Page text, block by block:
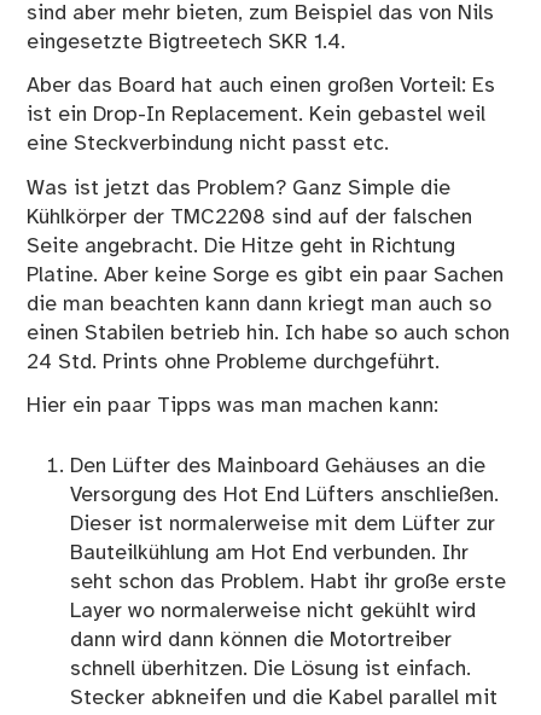
sind aber mehr bieten, zum Beispiel das von Nils
eingesetzte Bigtreetech SKR 1.4.
Aber das Board hat auch einen großen Vorteil: Es
ist ein Drop-In Replacement. Kein gebastel weil
eine Steckverbindung nicht passt etc.
Was ist jetzt das Problem? Ganz Simple die
Kühlkörper der TMC2208 sind auf der falschen
Seite angebracht. Die Hitze geht in Richtung
Platine. Aber keine Sorge es gibt ein paar Sachen
die man beachten kann dann kriegt man auch so
einen Stabilen betrieb hin. Ich habe so auch schon
24 Std. Prints ohne Probleme durchgeführt.
Hier ein paar Tipps was man machen kann:
Den Lüfter des Mainboard Gehäuses an die
Versorgung des Hot End Lüfters anschließen.
Dieser ist normalerweise mit dem Lüfter zur
Bauteilkühlung am Hot End verbunden. Ihr
seht schon das Problem. Habt ihr große erste
Layer wo normalerweise nicht gekühlt wird
dann wird dann können die Motortreiber
schnell überhitzen. Die Lösung ist einfach.
Stecker abkneifen und die Kabel parallel mit